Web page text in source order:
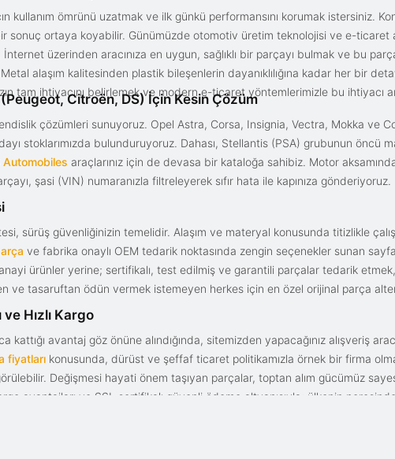
kullanım ömrünü uzatmak ve ilk günkü performansını korumak istersiniz.
sonuç ortaya koyabilir. Günümüzde otomotiv üretim teknolojisi ve e-ticaret
üzerinden aracınıza en uygun, sağlıklı bir parçayı bulmak ve bu
alaşım kalitesinden plastik bileşenlerin dayanıklılığına kadar her bir
tam ihtiyacını belirlemek ve modern e-ticaret yöntemlerimizle bu ihtiyacı
Citroën, DS) İçin Kesin Çözüm
çözümleri sunuyoruz. Opel Astra, Corsa, Insignia, Vectra, Mokka ve
stoklarımızda bulunduruyoruz. Dahası, Stellantis (PSA) grubunun öncü
Automobiles araçlarınız için de devasa bir kataloğa sahibiz. Motor
şasi (VIN) numaranızla filtreleyerek sıfır hata ile kapınıza gönderiyoruz.
sürüş güvenliğinizin temelidir. Alaşım ve materyal konusunda titizlikle
ve fabrika onaylı OEM tedarik noktasında zengin seçenekler sunan
ürünler yerine; sertifikalı, test edilmiş ve garantili parçalar tedarik etmek,
ve tasaruftan ödün vermek istemeyen herkes için en özel orijinal parça
Hızlı Kargo
avantaj göz önüne alındığında, sitemizden yapacağınız alışveriş
fiyatları konusunda, dürüst ve şeffaf ticaret politikamızla örnek bir firma
Değişmesi hayati önem taşıyan parçalar, toptan alım gücümüz
avantajları ve SSL sertifikalı güvenli ödeme altyapısıyla; ülkenin
korumak, uygun fiyat avantajıyla parça kalitesini birleştirmek için doğru